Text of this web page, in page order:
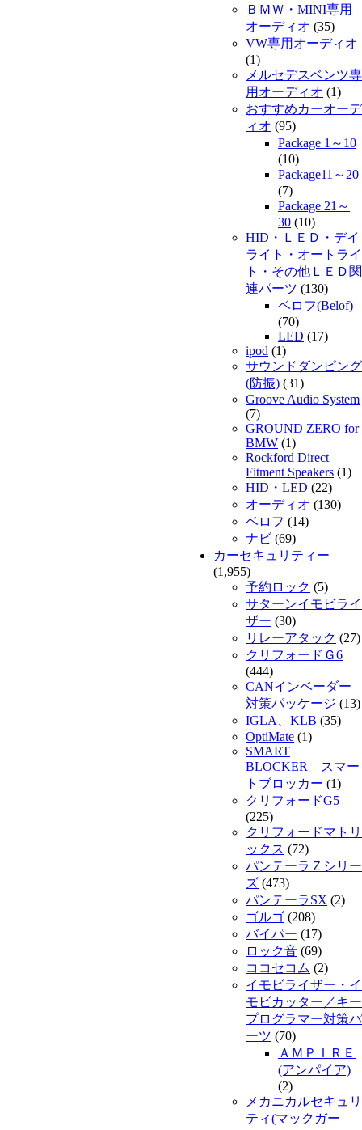
ＢＭＷ・MINI専用
オーディオ (35)
VW専用オーディオ
(1)
メルセデスベンツ専
用オーディオ (1)
おすすめカーオーデ
ィオ (95)
Package 1～10
(10)
Package11～20
(7)
Package 21～
30 (10)
HID・ＬＥＤ・デイ
ライト・オートライ
ト・その他ＬＥＤ関
連パーツ (130)
ベロフ(Belof)
(70)
LED (17)
ipod (1)
サウンドダンピング
(防振) (31)
Groove Audio System
(7)
GROUND ZERO for
BMW (1)
Rockford Direct
Fitment Speakers (1)
HID・LED (22)
オーディオ (130)
ベロフ (14)
ナビ (69)
カーセキュリティー
(1,955)
予約ロック (5)
サターンイモビライ
ザー (30)
リレーアタック (27)
クリフォードＧ6
(444)
CANインベーダー
対策パッケージ (13)
IGLA、KLB (35)
OptiMate (1)
SMART
BLOCKER スマー
トブロッカー (1)
クリフォードG5
(225)
クリフォードマトリ
ックス (72)
パンテーラＺシリー
ズ (473)
パンテーラSX (2)
ゴルゴ (208)
バイパー (17)
ロック音 (69)
ココセコム (2)
イモビライザー・イ
モビカッター／キー
プログラマー対策パ
ーツ (70)
ＡＭＰＩＲＥ
(アンパイア)
(2)
メカニカルセキュリ
ティ(マックガー